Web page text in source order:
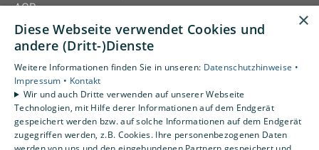
AGB
Unsere Bereiche
Gewerbekunden
Karriere
Unternehmen
Kontakt
×
Diese Webseite verwendet Cookies und
andere (Dritt-)Dienste
Weitere Informationen finden Sie in unseren: Datenschutzhinweise •
Impressum • Kontakt
Wir und auch Dritte verwenden auf unserer Webseite
Technologien, mit Hilfe derer Informationen auf dem Endgerät
gespeichert werden bzw. auf solche Informationen auf dem Endgerät
zugegriffen werden, z.B. Cookies. Ihre personenbezogenen Daten